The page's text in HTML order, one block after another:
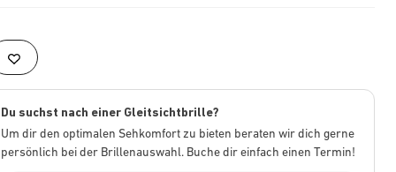
Du suchst nach einer Gleitsichtbrille?
Um dir den optimalen Sehkomfort zu bieten beraten wir dich gerne
persönlich bei der Brillenauswahl. Buche dir einfach einen Termin!